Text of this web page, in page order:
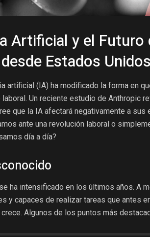
Artificial y el Futuro
Estados Unidos
artificial (IA) ha modificado la forma en
Un reciente estudio de Anthropic
que la IA afectará negativamente a sus
ante una revolución laboral o
día a día?
ha intensificado en los últimos años. A
y capaces de realizar tareas que antes
Algunos de los puntos más